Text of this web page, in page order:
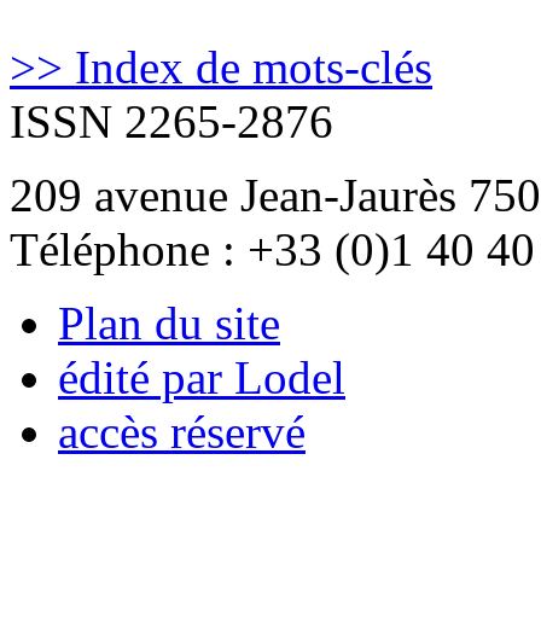
>> Index de mots-clés
ISSN 2265-2876
209 avenue Jean-Jaurès
Téléphone : +33 (0)1 40
Plan du site
édité par Lodel
accès réservé